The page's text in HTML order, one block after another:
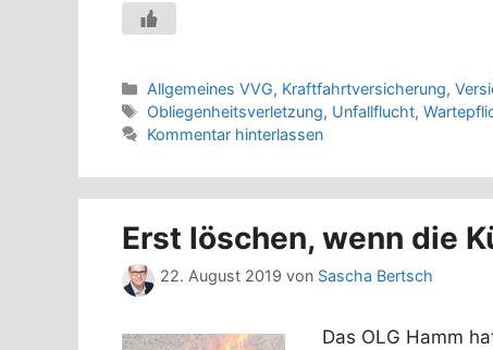
Kategorien
Allgemeines VVG, Kraftfahrtversicherung,
Schlagwörter
Obliegenheitsverletzung, Unfallflucht,
Kommentar hinterlassen
Erst löschen, wenn die
22. August 2019 von Sascha Bertsch
Das OLG Hamm